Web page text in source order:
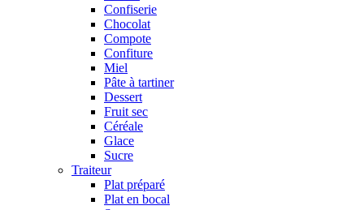
Confiserie
Chocolat
Compote
Confiture
Miel
Pâte à tartiner
Dessert
Fruit sec
Céréale
Glace
Sucre
Traiteur
Plat préparé
Plat en bocal